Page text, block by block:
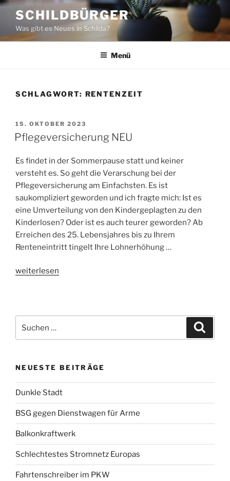
Zum
Inhalt
springen
SCHILDBÜRGER
Was gibt es Neues in Schilda?
Menü
SCHLAGWORT: RENTENZEIT
VERÖFFENTLICHT
AM
15. OKTOBER 2023
Pflegeversicherung NEU
Es findet in der Sommerpause statt und keiner
versteht es. So geht die Verarschung bei der
Pflegeversicherung am Einfachsten. Es ist
saukompliziert geworden und ich fragte mich: Ist es
eine Umverteilung von den Kindergeplagten zu den
Kinderlosen? Oder ist es auch teurer geworden? Ab
Erreichen des 25. Lebensjahres bis zu Ihrem
Renteneintritt tingelt Ihre Lohnerhöhung …
„Pflegeversicherung
weiterlesen
nach:
NEUESTE BEITRÄGE
Dunkle Stadt
BSG gegen Dienstwagen für Arme
Balkonkraftwerk
Schlechtestes Stromnetz Europas
Fahrtenschreiber im PKW